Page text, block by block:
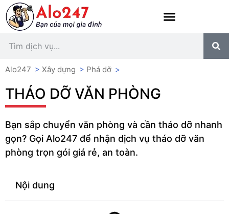
Alo247 > Xây dựng > Phá dỡ >
THÁO DỠ VĂN PHÒNG
Bạn sắp chuyển văn phòng và cần tháo dỡ nhanh
gọn? Gọi Alo247 để nhận dịch vụ tháo dỡ văn
phòng trọn gói giá rẻ, an toàn.
Nội dung